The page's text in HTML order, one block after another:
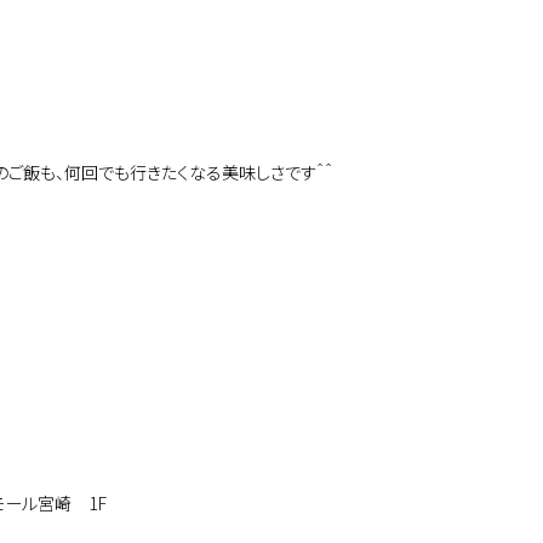
飯も、何回でも行きたくなる美味しさです＾＾
ール宮崎 1F